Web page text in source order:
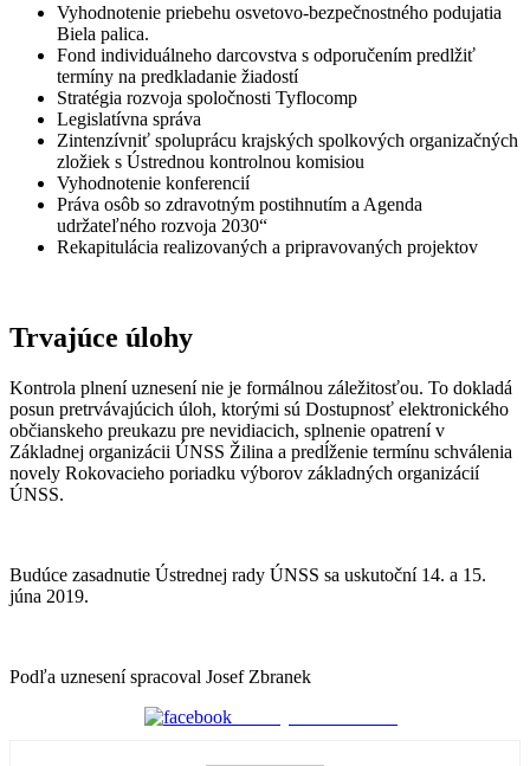
Vyhodnotenie priebehu osvetovo-bezpečnostného podujatia
Biela palica.
Fond individuálneho darcovstva s odporučením predlžiť
termíny na predkladanie žiadostí
Stratégia rozvoja spoločnosti Tyflocomp
Legislatívna správa
Zintenzívniť spoluprácu krajských spolkových organizačných
zložiek s Ústrednou kontrolnou komisiou
Vyhodnotenie konferencií
Práva osôb so zdravotným postihnutím a Agenda
udržateľného rozvoja 2030“
Rekapitulácia realizovaných a pripravovaných projektov
Trvajúce úlohy
Kontrola plnení uznesení nie je formálnou záležitosťou. To dokladá
posun pretrvávajúcich úloh, ktorými sú Dostupnosť elektronického
občianskeho preukazu pre nevidiacich, splnenie opatrení v
Základnej organizácii ÚNSS Žilina a predĺženie termínu schválenia
novely Rokovacieho poriadku výborov základných organizácií
ÚNSS.
Budúce zasadnutie Ústrednej rady ÚNSS sa uskutoční 14. a 15.
júna 2019.
Podľa uznesení spracoval Josef Zbranek